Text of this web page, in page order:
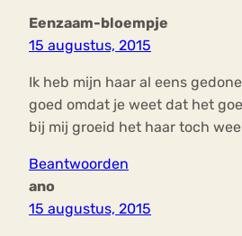
Eenzaam-bloempje
15 augustus, 2015
Ik heb mijn haar al eens
goed omdat je weet dat het
bij mij groeid het haar toch
Beantwoorden
ano
15 augustus, 2015